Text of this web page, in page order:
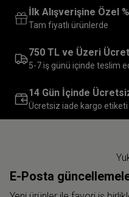
İlk Alışverişine Özel
Tam fiyatlı ürünlerde
750 TL ve Üzeri
5-7 iş günü içinde teslim
14 Gün İçinde
Ücretsiz iade kargo etiketi
E-Posta